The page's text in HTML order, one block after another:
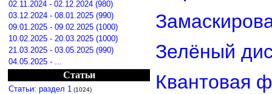
02.11.2024 - 02.12.2024 (980)
03.12.2024 - 08.01.2025 (990)
09.01.2025 - 09.02.2025 (1000)
10.02.2025 - 20.03.2025 (1000)
21.03.2025 - 03.05.2025 (990)
04.05.2025 - ...
Статьи
Статьи: раздел 1 (1024)
Зелёный
Квантовая